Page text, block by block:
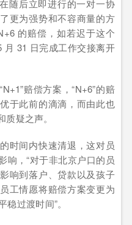
随后立即进行的一对一协
更为强势和不容商量的方
的赔偿，如若迟于这个
月 31 日完成工作交接离开
赔偿方案，“N+6”的赔
于此前的滴滴，而由此也
疑之声。
时间内快速清退，这对员
响，“对于非北京户口的员
响到落户、贷款以及孩子
工情愿将赔偿方案变更为
过渡时间”。